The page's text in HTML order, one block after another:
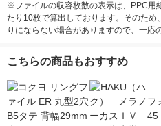
※ファイルの収容枚数の表示は、PPC用
たり10枚で算出しております。そのた
りにならない場合がありますので、一応
こちらの商品もおすすめ